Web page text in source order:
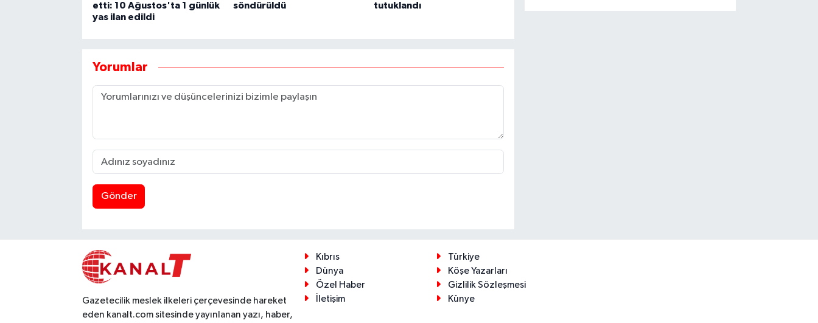
etti: 10 Ağustos'ta 1 günlük
yas ilan edildi
söndürüldü
tutuklandı
Yorumlar
Gönder
Gazetecilik meslek ilkeleri çerçevesinde hareket
eden kanalt.com sitesinde yayınlanan yazı, haber,
Kıbrıs
Türkiye
Dünya
Köşe Yazarları
Özel Haber
Gizlilik Sözleşmesi
İletişim
Künye